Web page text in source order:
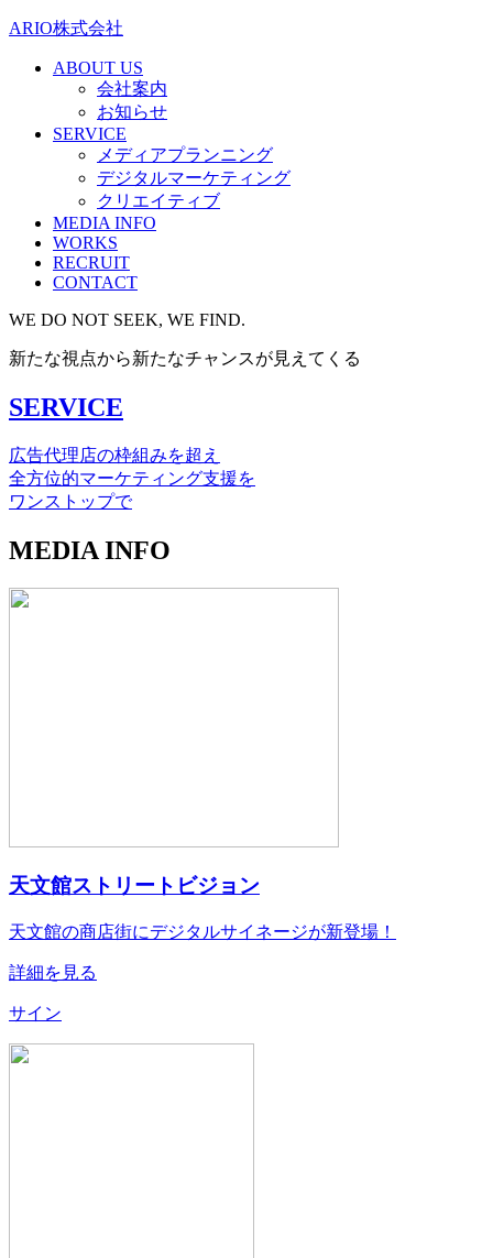
ARIO株式会社
ABOUT US
会社案内
お知らせ
SERVICE
メディアプランニング
デジタルマーケティング
クリエイティブ
MEDIA INFO
WORKS
RECRUIT
CONTACT
WE DO NOT SEEK, WE FIND.
新たな視点から新たなチャンスが見えてくる
SERVICE
広告代理店の枠組みを超え
全方位的マーケティング支援を
ワンストップで
MEDIA INFO
天文館ストリートビジョン
天文館の商店街にデジタルサイネージが新登場！
詳細を見る
サイン